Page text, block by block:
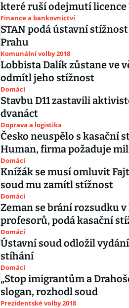
které ruší odejmutí licence
Finance a bankovnictví
STAN podá ústavní
Prahu
Komunální volby 2018
Lobbista Dalík zůstane ve
odmítl jeho stížnost
Domácí
Stavbu D11 zastavili
dvanáct
Doprava a logistika
Česko neuspělo s kasační
Human, firma požaduje
Domácí
Knížák se musí omluvit
soud mu zamítl stížnost
Domácí
Zeman se brání rozsudku
profesorů, podá kasační
Domácí
Ústavní soud odložil
stíhání
Domácí
„Stop imigrantům a
slogan, rozhodl soud
Prezidentské volby 2018